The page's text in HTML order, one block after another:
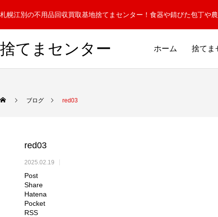
札幌江別の不用品回収買取基地捨てまセンター！食器や錆びた包丁や
捨てまセンター ホーム 捨てま
ブログ red03
red03
2025.02.19
Post
Share
Hatena
Pocket
RSS